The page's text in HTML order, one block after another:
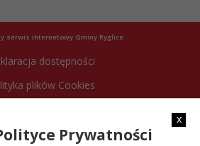
serwis internetowy Gminy Ryglice
dostępności
plików Cookies
x
Prywatności